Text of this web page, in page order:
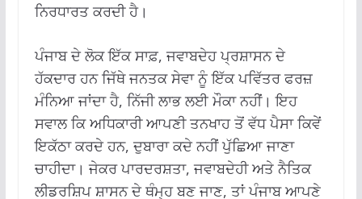
ਨਿਰਧਾਰਤ ਕਰਦੀ ਹੈ।
ਪੰਜਾਬ ਦੇ ਲੋਕ ਇੱਕ ਸਾਫ਼, ਜਵਾਬਦੇਹ ਪ੍ਰਸ਼ਾਸਨ ਦੇ
ਹੱਕਦਾਰ ਹਨ ਜਿੱਥੇ ਜਨਤਕ ਸੇਵਾ ਨੂੰ ਇੱਕ ਪਵਿੱਤਰ ਫਰਜ਼
ਮੰਨਿਆ ਜਾਂਦਾ ਹੈ, ਨਿੱਜੀ ਲਾਭ ਲਈ ਮੌਕਾ ਨਹੀਂ। ਇਹ
ਸਵਾਲ ਕਿ ਅਧਿਕਾਰੀ ਆਪਣੀ ਤਨਖਾਹ ਤੋਂ ਵੱਧ ਪੈਸਾ ਕਿਵੇਂ
ਇਕੱਠਾ ਕਰਦੇ ਹਨ, ਦੁਬਾਰਾ ਕਦੇ ਨਹੀਂ ਪੁੱਛਿਆ ਜਾਣਾ
ਚਾਹੀਦਾ। ਜੇਕਰ ਪਾਰਦਰਸ਼ਤਾ, ਜਵਾਬਦੇਹੀ ਅਤੇ ਨੈਤਿਕ
ਲੀਡਰਸ਼ਿਪ ਸ਼ਾਸਨ ਦੇ ਥੰਮ੍ਹ ਬਣ ਜਾਣ, ਤਾਂ ਪੰਜਾਬ ਆਪਣੇ